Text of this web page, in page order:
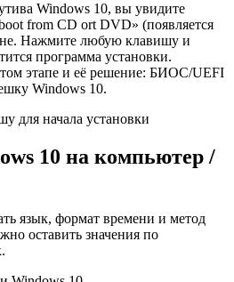
Windows 10, вы увидите
from CD ort DVD» (появляется
Нажмите любую клавишу и
программа установки.
этапе и её решение: БИОС/UEFI
Windows 10.
10 на компьютер /
язык, формат времени и метод
оставить значения по